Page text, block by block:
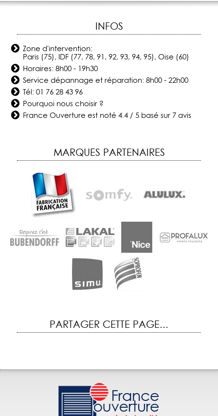
INFOS
Zone d'intervention:
Paris (75), IDF (77, 78, 91, 92, 93, 94, 95), Oise (60)
Horaires: 8h00 - 19h30
Service dépannage et réparation: 8h00 - 22h00
Tél:01 76 28 43 96
Pourquoi nous choisir ?
France Ouverture est noté4.4 /5 basé sur 7avis
MARQUES PARTENAIRES
PARTAGER CETTE PAGE...